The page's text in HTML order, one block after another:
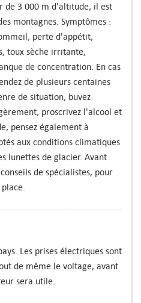
de 3 000 m d'altitude, il est
montagnes. Symptômes :
perte d'appétit,
toux sèche irritante,
de concentration. En cas
de plusieurs centaines
de situation, buvez
proscrivez l'alcool et
pensez également à
aux conditions climatiques
lunettes de glacier. Avant
de spécialistes, pour
Les prises électriques sont
de même le voltage, avant
sera utile.